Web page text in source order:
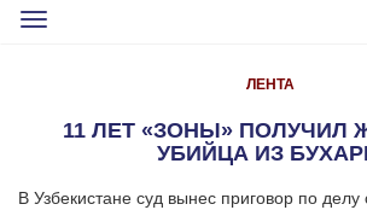
Toggle
ЛЕНТА
11 ЛЕТ «ЗОНЫ» ПОЛУЧИЛ
УБИЙЦА ИЗ
В Узбекистане суд вынес приговор по делу